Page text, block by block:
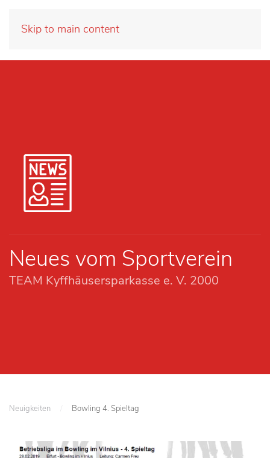
Skip to main content
Neues vom Sportverein
TEAM Kyffhäusersparkasse e. V. 2000
Neuigkeiten Bowling 4. Spieltag